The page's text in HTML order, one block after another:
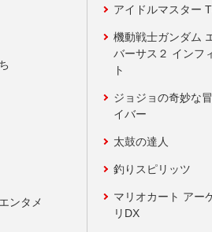
ンタメ
アイドルマスター
機動戦士ガンダム
バーサス２ インフ
ト
ジョジョの奇妙な
イバー
太鼓の達人
釣りスピリッツ
マリオカート アー
リDX